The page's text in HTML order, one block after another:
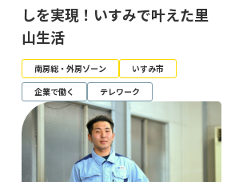
しを実現！いすみで叶えた里
山生活
南房総・外房ゾーン
いすみ市
企業で働く
テレワーク